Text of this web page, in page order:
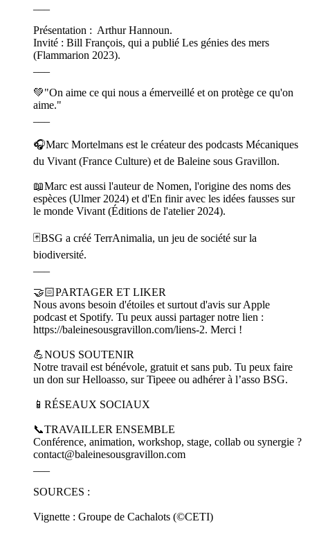
Présentation : Arthur Hannoun.
Invité : Bill François, qui a publié Les génies des mers
(Flammarion 2023).
💚"On aime ce qui nous a émerveillé et on protège ce qu'on
aime."
🎧Marc Mortelmans est le créateur des podcasts Mécaniques
du Vivant (France Culture) et de Baleine sous Gravillon.
📖Marc est aussi l'auteur de Nomen, l'origine des noms des
espèces (Ulmer 2024) et d'En finir avec les idées fausses sur
le monde Vivant (Éditions de l'atelier 2024).
🃏BSG a créé TerrAnimalia, un jeu de société sur la
biodiversité.
🤝🏻PARTAGER ET LIKER
Nous avons besoin d'étoiles et surtout d'avis sur Apple
podcast et Spotify. Tu peux aussi partager notre lien :
https://baleinesousgravillon.com/liens-2. Merci !
💪NOUS SOUTENIR
Notre travail est bénévole, gratuit et sans pub. Tu peux faire
un don sur Helloasso, sur Tipeee ou adhérer à l’asso BSG.
📱RÉSEAUX SOCIAUX
📞TRAVAILLER ENSEMBLE
Conférence, animation, workshop, stage, collab ou synergie ?
contact@baleinesousgravillon.com
SOURCES :
Vignette : Groupe de Cachalots (©CETI)